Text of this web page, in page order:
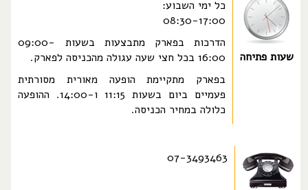
שעות פתיחה
כל ימי השבוע:
08:30-17:00
הדרכות בפארק מתבצעות בשעות 09:00-
16:00 בכל חצי שעה עגולה מהכניסה לפארק.
בפארק מתקיימת הופעה מאורית מסורתית
פעמיים ביום בשעות 11:15 ו-14:00. ההופעה
כלולה במחיר הכניסה.
07-3493463